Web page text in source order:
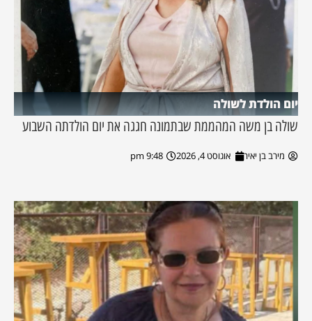
יום הולדת לשולה
שולה בן משה המהממת שבתמונה חגגה את יום הולדתה השבוע
מירב בן יאיר אוגוסט 4, 2026 9:48 pm